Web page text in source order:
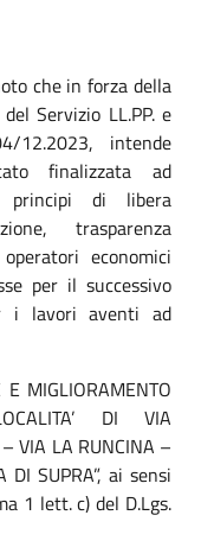
che in forza della
Servizio LL.PP. e
12.2023, intende
finalizzata ad
principi di libera
trasparenza
economici
per il successivo
i lavori aventi ad
MIGLIORAMENTO
DI VIA
VIA LA RUNCINA –
SUPRA”, ai sensi
1 lett. c) del D.Lgs.